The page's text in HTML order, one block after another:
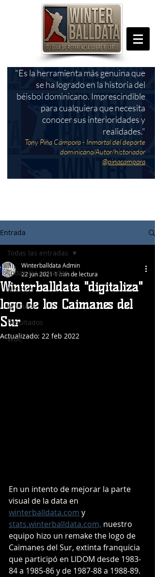
"Es la herramienta más genuina que
se ha logrado en la historia del
béisbol dominicano. Imprescindible
para cualquiera que necesita
conocer sus interioridades y
realidades."
Tony Piña Cámpora - Inmortal del deporte
dominicano/Autor/historiador
@pinacampora
Entrada
Todas las entradas
Noticias
Articulos
Resultados
WBC
Todas las entradas
Winterballdata "digitaliza"
logo de los Caimanes del
Sur
Winterballdata Admin
22 jun 2021 1 min de lectura
Actualizado: 22 feb 2022
En un intento de mejorar la parte
visual de la data en
winterballdata.com y
stats.winterballdata.com, nuestro
equipo hizo un remake the logo de
Caimanes del Sur, extinta franquicia
que participó en LIDOM desde 1983-
84 a 1985-86 y de 1987-88 a 1988-89.